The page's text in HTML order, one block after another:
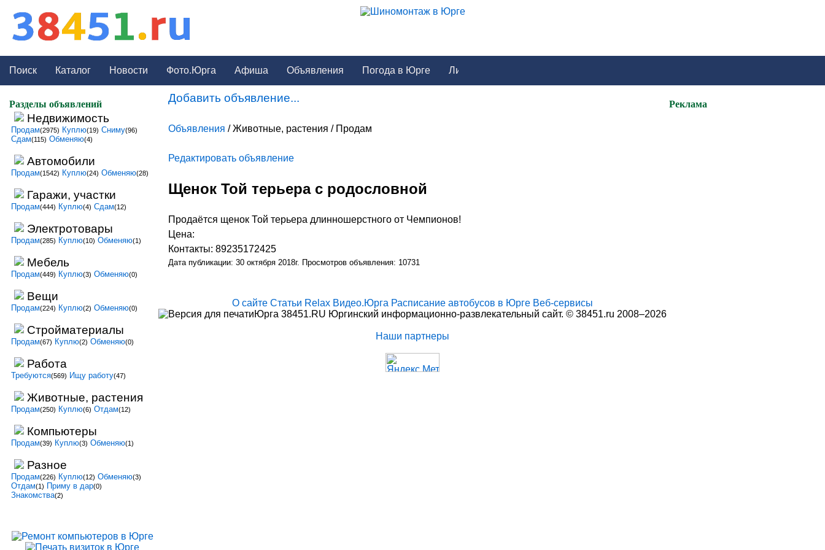
Поиск Каталог Новости Фото.Юрга Афиша Объявления Погода в Юрге
Добавить объявление...
Объявления / Животные, растения / Продам
Редактировать объявление
Щенок Той терьера с родословной
Продаётся щенок Той терьера длинношерстного от Чемпионов!
Цена:
Контакты: 89235172425
Дата публикации: 30 октября 2018г. Просмотров объявления: 10731
Разделы объявлений
Недвижимость
Продам(2975) Куплю(19) Сниму(96)
Сдам(115) Обменяю(4)
Автомобили
Продам(1542) Куплю(24) Обменяю(28)
Гаражи, участки
Продам(444) Куплю(4) Сдам(12)
Электротовары
Продам(285) Куплю(10) Обменяю(1)
Мебель
Продам(449) Куплю(3) Обменяю(0)
Вещи
Продам(224) Куплю(2) Обменяю(0)
Стройматериалы
Продам(67) Куплю(2) Обменяю(0)
Работа
Требуются(569) Ищу работу(47)
Животные, растения
Продам(250) Куплю(6) Отдам(12)
Компьютеры
Продам(39) Куплю(3) Обменяю(1)
Разное
Продам(226) Куплю(12) Обменяю(3)
Отдам(1) Приму в дар(0)
Знакомства(2)
Реклама
О сайте Статьи Relax Видео.Юрга Расписание автобусов в Юрге Веб-сервисы
Юрга 38451.RU Юргинский информационно-развлекательный сайт. © 38451.ru 2008–2026
Наши партнеры